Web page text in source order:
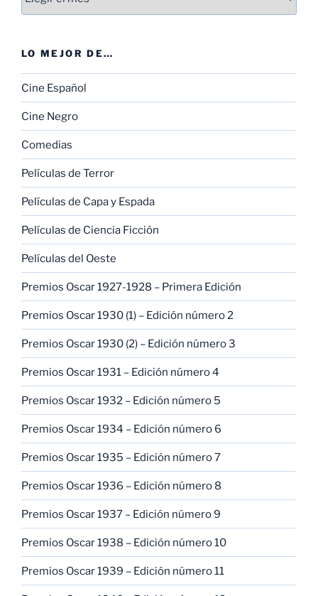
LO MEJOR DE…
Cine Español
Cine Negro
Comedias
Películas de Terror
Películas de Capa y Espada
Películas de Ciencia Ficción
Películas del Oeste
Premios Oscar 1927-1928 – Primera Edición
Premios Oscar 1930 (1) – Edición número 2
Premios Oscar 1930 (2) – Edición número 3
Premios Oscar 1931 – Edición número 4
Premios Oscar 1932 – Edición número 5
Premios Oscar 1934 – Edición número 6
Premios Oscar 1935 – Edición número 7
Premios Oscar 1936 – Edición número 8
Premios Oscar 1937 – Edición número 9
Premios Oscar 1938 – Edición número 10
Premios Oscar 1939 – Edición número 11